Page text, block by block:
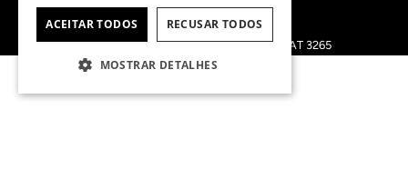
Preferências de cookies
Copyright 2022 © Lucas Fox
Registro de Agentes Inmobiliarios de Cataluña: AICAT 3265
Web design & development byDigitalHappy
ACEITAR TODOS RECUSAR TODOS
MOSTRAR DETALHES